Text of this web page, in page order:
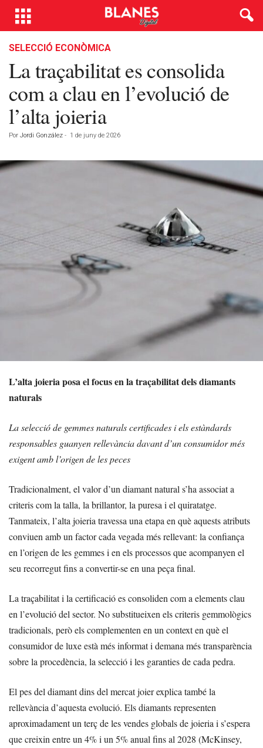
SELECCIÓ ECONÒMICA
La traçabilitat es consolida
com a clau en l’evolució de
l’alta joieria
Por Jordi González - 1 de juny de 2026
L’alta joieria posa el focus en la traçabilitat dels diamants
naturals
La selecció de gemmes naturals certificades i els estàndards
responsables guanyen rellevància davant d’un consumidor més
exigent amb l’origen de les peces
Tradicionalment, el valor d’un diamant natural s’ha associat a
criteris com la talla, la brillantor, la puresa i el quiratatge.
Tanmateix, l’alta joieria travessa una etapa en què aquests atributs
conviuen amb un factor cada vegada més rellevant: la confiança
en l’origen de les gemmes i en els processos que acompanyen el
seu recorregut fins a convertir-se en una peça final.
La traçabilitat i la certificació es consoliden com a elements clau
en l’evolució del sector. No substitueixen els criteris gemmològics
tradicionals, però els complementen en un context en què el
consumidor de luxe està més informat i demana més transparència
sobre la procedència, la selecció i les garanties de cada pedra.
El pes del diamant dins del mercat joier explica també la
rellevància d’aquesta evolució. Els diamants representen
aproximadament un terç de les vendes globals de joieria i s’espera
que creixin entre un 4% i un 5% anual fins al 2028 (McKinsey,